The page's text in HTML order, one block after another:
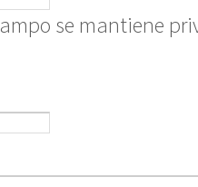
se mantiene